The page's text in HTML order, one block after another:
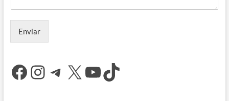
Enviar
Facebook
Instagram
Telegram
X YouTube
TikTok